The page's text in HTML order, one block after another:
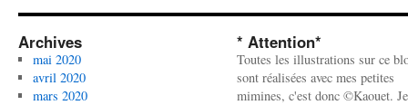
Archives
mai 2020
avril 2020
mars 2020
* Attention*
Toutes les illustrations sur ce
sont réalisées avec mes petites
mimines, c'est donc ©Kaouet.